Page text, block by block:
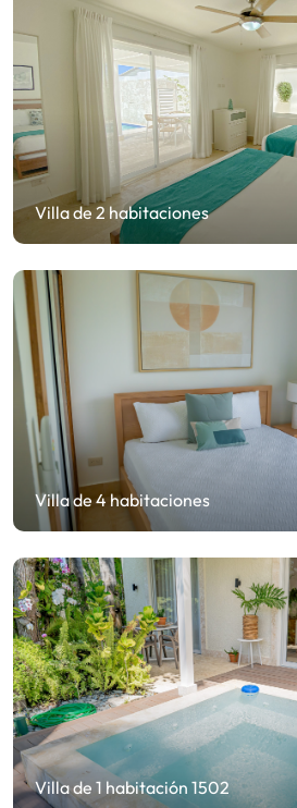
Villa de 2 habitaciones
Villa de 4 habitaciones
Villa de 1 habitación 1502